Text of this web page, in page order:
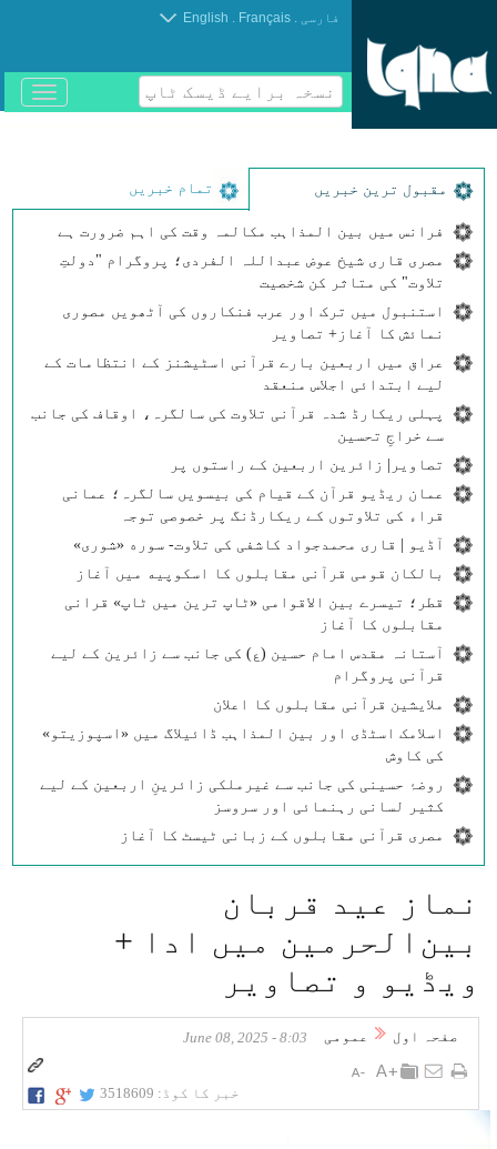
فارسی .
Français
.
English
نسخہ برایے ڈیسک ٹاپ
باز
و
مقبول ترین خبریں تمام خبریں
فرانس میں بین المذاہب مکالمہ وقت کی اہم ضرورت ہے
مصری قاری شیخ عوض عبداللہ الفردی؛ پروگرام "دولتِ
تلاوت" کی متاثر کن شخصیت
استنبول میں ترک اور عرب فنکاروں کی آٹھویں مصوری
نمائش کا آغاز+ تصاویر
عراق میں اربعین بارے قرآنی اسٹیشنز کے انتظامات کے
لیے ابتدائی اجلاس منعقد
پہلی ریکارڈ شدہ قرآنی تلاوت کی سالگرہ، اوقاف کی جانب
سے خراجِ تحسین
تصاویر| زائرین اربعین کے راستوں پر
عمان ریڈیو قرآن کے قیام کی بیسویں سالگرہ؛ عمانی
قراء کی تلاوتوں کے ریکارڈنگ پر خصوصی توجہ
آڈیو | قاری محمدجواد کاشفی کی تلاوت- سوره‌‌ «شوری»
بالکان قومی قرآنی مقابلوں کا اسکوپیه میں آغاز
قطر؛ تیسرے بین الاقوامی «ٹاپ ترین میں ٹاپ» قرانی
مقابلوں کا آغاز
آستانہ مقدس امام حسین (ع) کی جانب سے زائرین کے لیے
قرآنی پروگرام
ملایشین قرآنی مقابلوں کا اعلان
اسلامک اسٹڈی اور بین المذاہب ڈائیلاگ میں «اسپوزیتو»
کی کاوش
روضۂ حسینی کی جانب سے غیرملکی زائرینِ اربعین کے لیے
کثیر لسانی رہنمائی اور سروسز
مصری قرآنی مقابلوں کے زبانی ٹیسٹ کا آغاز
نماز عید قربان
بین‌الحرمین میں ادا +
ویڈیو و تصاویر
صفحہ اول عمومی 8:03 - June 08, 2025
خبر کا کوڈ: 3518609